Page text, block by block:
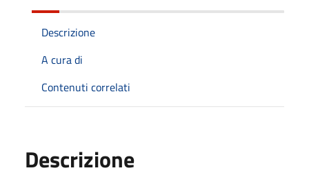
Descrizione
A cura di
Contenuti correlati
Descrizione